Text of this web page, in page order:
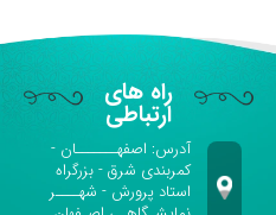
راه های
ارتباطی
آدرس: اصفهـــــــان -
کمربندی شرق - بزرگراه
استاد پرورش - شهــــر